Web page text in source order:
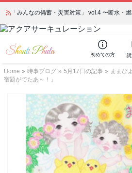
「みんなの備蓄・災害対策」 vol.4 〜断水・
初めての方
Home » 時事ブログ » 5月17日の記事 » ままぴ
宿題がでたあ～！」